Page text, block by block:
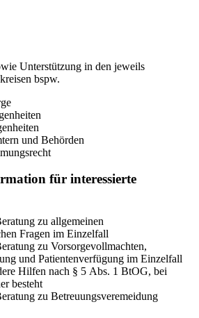
Unterstützung in den jeweils
bspw.
und Behörden
für interessierte
zu allgemeinen
Fragen im Einzelfall
zu Vorsorgevollmachten,
und Patientenverfügung im Einzelfall
Hilfen nach § 5 Abs. 1 BtOG, bei
besteht
zu Betreuungsveremeidung